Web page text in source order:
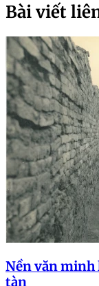
Bài viết
Nền văn minh
tàn